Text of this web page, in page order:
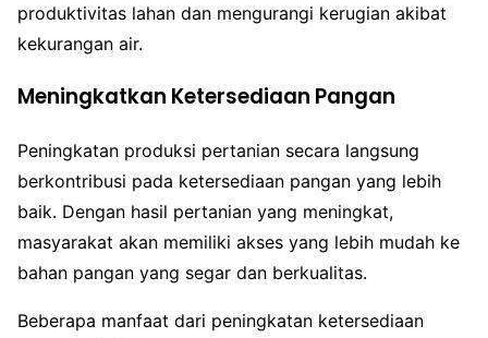
produktivitas lahan dan mengurangi kerugian akibat
kekurangan air.
Meningkatkan Ketersediaan Pangan
Peningkatan produksi pertanian secara langsung
berkontribusi pada ketersediaan pangan yang lebih
baik. Dengan hasil pertanian yang meningkat,
masyarakat akan memiliki akses yang lebih mudah ke
bahan pangan yang segar dan berkualitas.
Beberapa manfaat dari peningkatan ketersediaan